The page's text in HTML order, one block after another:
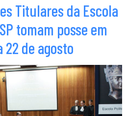
Titulares da Escola
tomam posse em
22 de agosto